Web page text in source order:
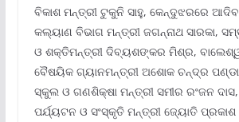
ବିକାଶ ମନ୍ତ୍ରୀ ଟୁକୁନି ସାହୁ, କେନ୍ଦୁଝରରେ
କଲ୍ୟାଣ ବିଭାଗ ମନ୍ତ୍ରୀ ଜଗନ୍ନାଥ ସାରକା,
ଓ ଶକ୍ତିମନ୍ତ୍ରୀ ଦିବ୍ୟଶଙ୍କର ମିଶ୍ର,
ବୈଷୟିକ ଗ୍ୟାନମନ୍ତ୍ରୀ ଅଶୋକ ଚନ୍ଦ୍ର
ସ୍କୁଲ ଓ ଗଣଶିକ୍ଷା ମନ୍ତ୍ରୀ ସମୀର ରଂଜନ
ପର୍ଯ୍ୟଟନ ଓ ସଂସ୍କୃତି ମନ୍ତ୍ରୀ ଜ୍ୟୋତି ପ୍ରକାଶ